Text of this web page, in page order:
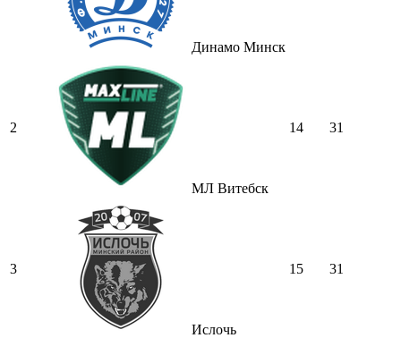
Динамо Минск
2
МЛ Витебск
14 31
3
Ислочь
15 31